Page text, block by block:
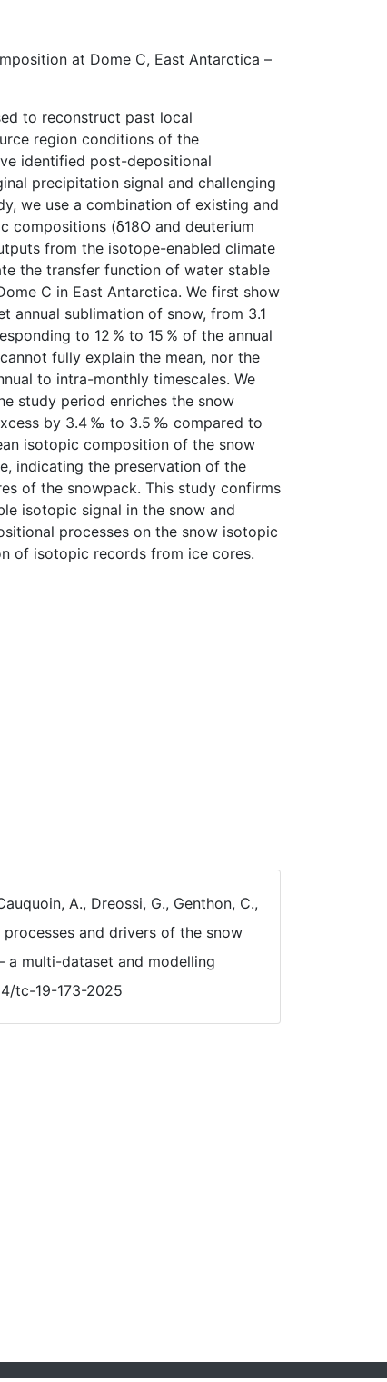
at Dome C, East Antarctica –
to reconstruct past local
region conditions of the
identified post-depositional
precipitation signal and challenging
we use a combination of existing and
compositions (δ18O and deuterium
from the isotope-enabled climate
the transfer function of water stable
C in East Antarctica. We first show
annual sublimation of snow, from 3.1
to 12 % to 15 % of the annual
fully explain the mean, nor the
to intra-monthly timescales. We
study period enriches the snow
by 3.4 ‰ to 3.5 ‰ compared to
isotopic composition of the snow
indicating the preservation of the
of the snowpack. This study confirms
isotopic signal in the snow and
processes on the snow isotopic
of isotopic records from ice cores.
A., Dreossi, G., Genthon, C.,
processes and drivers of the snow
a multi-dataset and modelling
tc-19-173-2025